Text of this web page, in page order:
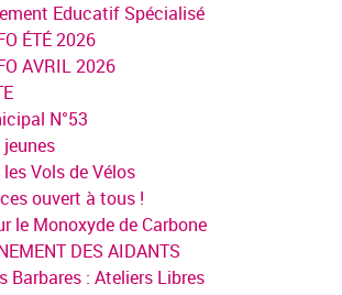
Educatif Spécialisé
ÉTÉ 2026
AVRIL 2026
N°53
jeunes
Vols de Vélos
ouvert à tous !
le Monoxyde de Carbone
DES AIDANTS
Barbares : Ateliers Libres